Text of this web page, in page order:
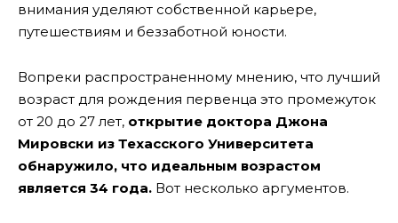
внимания уделяют собственной карьере,
путешествиям и беззаботной юности.
Вопреки распространенному мнению, что лучший
возраст для рождения первенца это промежуток
от 20 до 27 лет, открытие доктора Джона
Мировски из Техасского Университета
обнаружило, что идеальным возрастом
является 34 года. Вот несколько аргументов.